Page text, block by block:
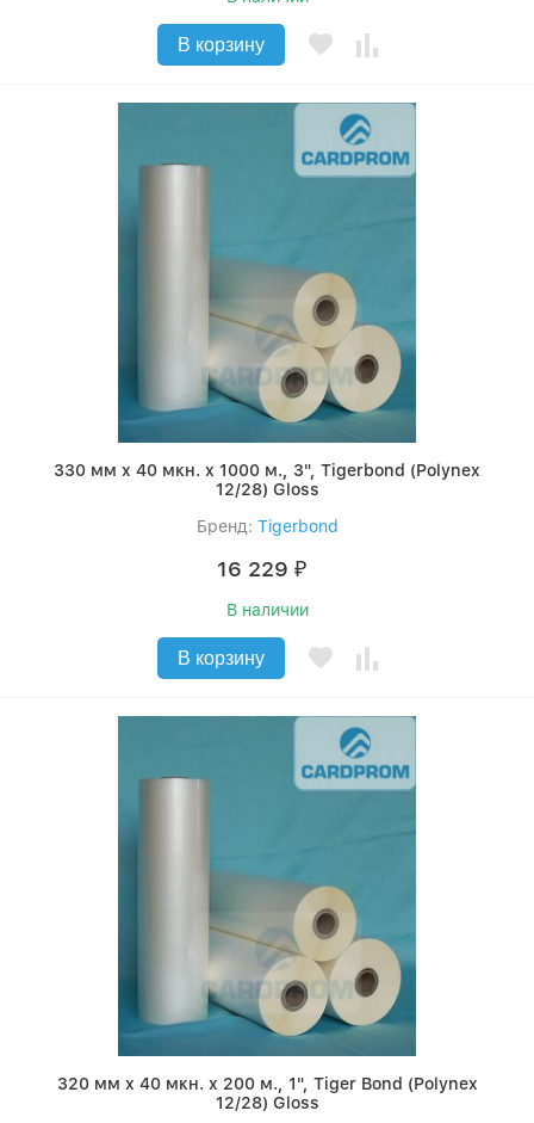
В корзину
330 мм x 40 мкн. x 1000 м., 3", Tigerbond (Polynex
12/28) Gloss
Бренд: Tigerbond
16 229 ₽
В наличии
В корзину
320 мм x 40 мкн. x 200 м., 1", Tiger Bond (Polynex
12/28) Gloss